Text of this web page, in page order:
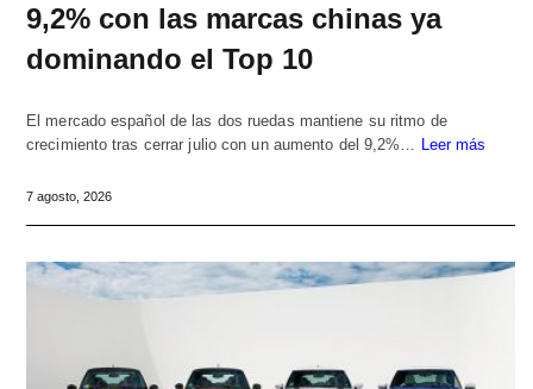
9,2% con las marcas chinas ya
dominando el Top 10
El mercado español de las dos ruedas mantiene su ritmo de
crecimiento tras cerrar julio con un aumento del 9,2%… Leer más
7 agosto, 2026